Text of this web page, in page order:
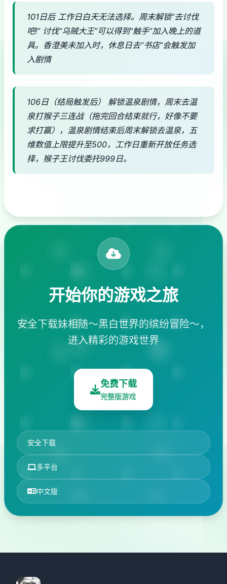
101日后 工作日白天无法选择。周末解锁“去讨伐
吧!” 讨伐“乌贼大王”可以得到“触手”加入晚上的道
具。香澄美未加入时，休息日去“书店”会触发加
入剧情
106日（结局触发后） 解锁温泉剧情，周末去温
泉打猴子三连战（拖完回合结束就行，好像不要
求打赢），温泉剧情结束后周末解锁去温泉，五
维数值上限提升至500，工作日重新开放任务选
择，猴子王讨伐委托999日。
开始你的游戏之旅
安全下载妹相随～黑白世界的缤纷冒险～，
进入精彩的游戏世界
免费下载
完整版游戏
安全下载
多平台
中文版